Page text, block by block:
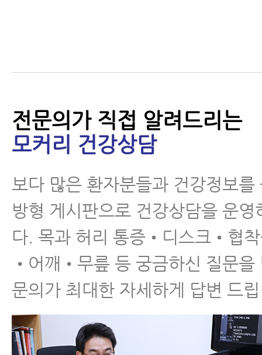
알아야 할 12가지
척추협착증 한방치료 효
과를 못 믿으신다구요?
이 내용을 보시면 믿게
됩니다.
전문의가 직접 알려드리는
모커리 건강상담
보다 많은 환자분들과 건강정보를
방형 게시판으로 건강상담을 운영
다. 목과 허리 통증•디스크•협
•어깨•무릎 등 궁금하신 질문을
문의가 최대한 자세하게 답변 드